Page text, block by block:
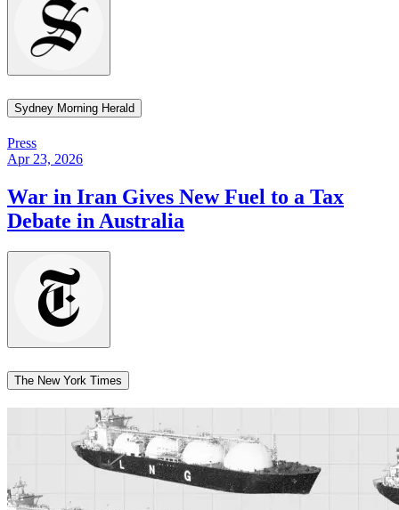
Sydney Morning Herald​​​​‌ ‍ ​‍​‍‌‍ ‌ ​‍‌‍‍‌‌‍‌ ‌‍‍‌‌‍ ‍​‍​‍​ ‍‍​‍​‍‌ ​ ‌‍​‌‌‍ ‍‌‍‍‌‌ ‌​‌ ‍‌​‍ ‍‌‍‍‌‌‍ ​‍​‍​‍ ​​‍​‍‌‍‍​‌ ​‍‌‍‌‌‌‍‌‍​‍​‍​ ‍‍​‍​‍‌‍‍​‌ ‌​‌ ‌​‌ ​​​ ‍‍​‍ ​‍ ‌‍ ​‌‍ ‌‍​ ‌‍​‌‌‍ ​‌‍‍​‌‍ ‌ ​ ‌ ‌​​ ‍‍​ ​ ​ ​ ​ ​ ​ ​ ​‍ ‌‍‍‌‌‍ ‍‌ ‌​‌‍‌‌‌‍ ‍‌ ‌​​‍ ‌‍‌‌‌‍‌​‌‍‍‌‌ ‌​​‍ ‌‍ ‌‌‍ ‌‍‌​‌‍‌‌​ ‌‌ ​​‌ ​‍‌‍‌‌‌ ​ ‌‍‌‌‌‍ ‍‌ ‌​‌‍​‌‌ ‌​‌‍‍‌‌‍ ‌‍ ‍​ ‍ ‌‍‍‌‌‍‌​​ ‌​ ‌ ​ ​​‌‍​‌‌‍​‌​ ‌ ‌‍​‌‌‍‌‌‌‍​ ​‍ ‌​ ​‌​ ‌​​ ‌‍‌‍‌​​‍ ‌​ ‌​​ ​ ​ ‍​​ ‌​​‍ ‌​ ‍‌‌‍​ ​ ‍​​ ‌‍​‍ ‌​ ‍​​ ‍‌​ ‌‌​ ‌​​ ‌ ​ ‌‌​ ​‌‌‍‌‌​ ​ ‌‍​ ​ ‌​​ ‍‌​ ‍ ‌ ‌​‌ ‍‌‌ ​​‌‍‌‌​ ‌‌‍​‌‌ ‌‌‌ ‌​‌‍‍​‌‍ ‌ ​‍​ ‍ ‌ ​​‌‍​‌‌ ‌​‌‍‍​​ ‌‌‍ ‍‌‍​‌‌‍ ‌‌‍‌‌​ ‌‍​‍‌‍​‌‌ ​ ‌‍‌‌‌‌‌‌‌ ​‍‌‍ ​​ ‌‌‍‍​‌ ‌​‌ ‌​‌ ​​​‍‌‌​ ​ ‌​​‌​‍‌‌​ ​‍‌​‌‍​‍‌‌​ ​‍‌​‌‍‌‍ ​‌‍ ‌‍​ ‌‍​‌‌‍ ​‌‍‍​‌‍ ‌ ​ ‌ ‌​​‍‌‌​ ​ ‌​​‌​ ​ ​ ​ ​ ​ ​ ​ ​‍‌‍‌‍‍‌‌‍‌​​ ‌​ ‌ ​ ​​‌‍​‌‌‍​‌​ ‌ ‌‍​‌‌‍‌‌‌‍​ ​‍ ‌​ ​‌​ ‌​​ ‌‍‌‍‌​​‍ ‌​ ‌​​ ​ ​ ‍​​ ‌​​‍ ‌​ ‍‌‌‍​ ​ ‍​​ ‌‍​‍ ‌​ ‍​​ ‍‌​ ‌‌​ ‌​​ ‌ ​ ‌‌​ ​‌‌‍‌‌​ ​ ‌‍​ ​ ‌​​ ‍‌​‍‌‍‌ ‌​‌ ‍‌‌ ​​‌‍‌‌​ ‌‌‍​‌‌ ‌‌‌ ‌​‌‍‍​‌‍ ‌ ​‍​‍‌‍‌ ​​‌‍​‌‌ ‌​‌‍‍​​ ‌‌‍ ‍‌‍​‌‌‍ ‌‌‍‌‌​‍‌‍‌ ​​‌‍‌‌‌ ​‍‌ ​ ‌ ​​‌‍‌‌‌‍​ ‌ ‌​‌‍‍‌‌ ‌‍‌‍‌‌​ ‌‌ ​​‌ ‌‌‌‍​‍‌‍ ​‌‍‍‌‌ ​ ‌‍‍​‌‍‌‌‌‍‌​​‍​‍‌ ‌
Press
Apr 23, 2026
War in Iran Gives New Fuel to a Tax
Debate in Australia​​​​‌ ‍ ​‍​‍‌‍ ‌ ​‍‌‍‍‌‌‍‌ ‌‍‍‌‌‍ ‍​‍​‍​ ‍‍​‍​‍‌ ​ ‌‍​‌‌‍ ‍‌‍‍‌‌ ‌​‌ ‍‌​‍ ‍‌‍‍‌‌‍ ​‍​‍​‍ ​​‍​‍‌‍‍​‌ ​‍‌‍‌‌‌‍‌‍​‍​‍​ ‍‍​‍​‍‌‍‍​‌ ‌​‌ ‌​‌ ​​​ ‍‍​‍ ​‍ ‌‍ ​‌‍ ‌‍​ ‌‍​‌‌‍ ​‌‍‍​‌‍ ‌ ​ ‌ ‌​​ ‍‍​ ​ ​ ​ ​ ​ ​ ​ ​‍ ‌‍‍‌‌‍ ‍‌ ‌​‌‍‌‌‌‍ ‍‌ ‌​​‍ ‌‍‌‌‌‍‌​‌‍‍‌‌ ‌​​‍ ‌‍ ‌‌‍ ‌‍‌​‌‍‌‌​ ‌‌ ​​‌ ​‍‌‍‌‌‌ ​ ‌‍‌‌‌‍ ‍‌ ‌​‌‍​‌‌ ‌​‌‍‍‌‌‍ ‌‍ ‍​ ‍ ‌‍‍‌‌‍‌​​ ‌​ ‌‍‌‍​ ‌‍​ ​ ‌‍​ ‍‌‌‍‌​‌‍‌‍​ ‌​​‍ ‌​ ​‌​ ‌‍‌‍‌‌​ ​ ​‍ ‌​ ‌​‌‍‌‌​ ​‌‌‍​ ​‍ ‌‌‍​‍​ ​​​ ‌‌​ ‌‍​‍ ‌‌‍‌‌​ ‍​​ ‌​​ ​‍‌‍‌​​ ​‍​ ‍‌​ ‌​​ ​ ​ ‌ ​ ‌‌​ ‌ ​ ‍ ‌ ‌​‌ ‍‌‌ ​​‌‍‌‌​ ‌‌‍ ‍‌‍‌‌‌ ‌ ‌ ​ ​ ‍ ‌ ​​‌‍​‌‌ ‌​‌‍‍​​ ‌‌ ‌​‌‍‍‌‌ ‌​‌‍ ​‌‍‌‌​ ‌‍​‍‌‍​‌‌ ​ ‌‍‌‌‌‌‌‌‌ ​‍‌‍ ​​ ‌‌‍‍​‌ ‌​‌ ‌​‌ ​​​‍‌‌​ ​ ‌​​‌​‍‌‌​ ​‍‌​‌‍​‍‌‌​ ​‍‌​‌‍‌‍ ​‌‍ ‌‍​ ‌‍​‌‌‍ ​‌‍‍​‌‍ ‌ ​ ‌ ‌​​‍‌‌​ ​ ‌​​‌​ ​ ​ ​ ​ ​ ​ ​ ​‍‌‍‌‍‍‌‌‍‌​​ ‌​ ‌‍‌‍​ ‌‍​ ​ ‌‍​ ‍‌‌‍‌​‌‍‌‍​ ‌​​‍ ‌​ ​‌​ ‌‍‌‍‌‌​ ​ ​‍ ‌​ ‌​‌‍‌‌​ ​‌‌‍​ ​‍ ‌‌‍​‍​ ​​​ ‌‌​ ‌‍​‍ ‌‌‍‌‌​ ‍​​ ‌​​ ​‍‌‍‌​​ ​‍​ ‍‌​ ‌​​ ​ ​ ‌ ​ ‌‌​ ‌ ​‍‌‍‌ ‌​‌ ‍‌‌ ​​‌‍‌‌​ ‌‌‍ ‍‌‍‌‌‌ ‌ ‌ ​ ​‍‌‍‌ ​​‌‍​‌‌ ‌​‌‍‍​​ ‌‌ ‌​‌‍‍‌‌ ‌​‌‍ ​‌‍‌‌​‍‌‍‌ ​​‌‍‌‌‌ ​‍‌ ​ ‌ ​​‌‍‌‌‌‍​ ‌ ‌​‌‍‍‌‌ ‌‍‌‍‌‌​ ‌‌ ​​‌ ‌‌‌‍​‍‌‍ ​‌‍‍‌‌ ​ ‌‍‍​‌‍‌‌‌‍‌​​‍​‍‌ ‌
The New York Times​​​​‌ ‍ ​‍​‍‌‍ ‌ ​‍‌‍‍‌‌‍‌ ‌‍‍‌‌‍ ‍​‍​‍​ ‍‍​‍​‍‌ ​ ‌‍​‌‌‍ ‍‌‍‍‌‌ ‌​‌ ‍‌​‍ ‍‌‍‍‌‌‍ ​‍​‍​‍ ​​‍​‍‌‍‍​‌ ​‍‌‍‌‌‌‍‌‍​‍​‍​ ‍‍​‍​‍‌‍‍​‌ ‌​‌ ‌​‌ ​​​ ‍‍​‍ ​‍ ‌‍ ​‌‍ ‌‍​ ‌‍​‌‌‍ ​‌‍‍​‌‍ ‌ ​ ‌ ‌​​ ‍‍​ ​ ​ ​ ​ ​ ​ ​ ​‍ ‌‍‍‌‌‍ ‍‌ ‌​‌‍‌‌‌‍ ‍‌ ‌​​‍ ‌‍‌‌‌‍‌​‌‍‍‌‌ ‌​​‍ ‌‍ ‌‌‍ ‌‍‌​‌‍‌‌​ ‌‌ ​​‌ ​‍‌‍‌‌‌ ​ ‌‍‌‌‌‍ ‍‌ ‌​‌‍​‌‌ ‌​‌‍‍‌‌‍ ‌‍ ‍​ ‍ ‌‍‍‌‌‍‌​​ ‌​ ‌‍​ ​ ‌‍‌‍​ ‌​‌‍​ ​ ‌ ‌‍​‍​ ​​​‍ ‌​ ​‌​ ​‌‌‍‌​​ ​‍​‍ ‌​ ‌​‌‍​ ​ ​‌‌‍​ ​‍ ‌​ ‍​‌‍‌​​ ‌‍​ ‌‌​‍ ‌‌‍​‍‌‍‌​​ ​ ‌‍​‍​ ‌​‌‍‌​​ ‌ ​ ​​‌‍‌​​ ‍‌‌‍‌‍​ ‍‌​ ‍ ‌ ‌​‌ ‍‌‌ ​​‌‍‌‌​ ‌‌‍​‌‌ ‌‌‌ ‌​‌‍‍​‌‍ ‌ ​‍​ ‍ ‌ ​​‌‍​‌‌ ‌​‌‍‍​​ ‌‌‍ ‍‌‍​‌‌‍ ‌‌‍‌‌​ ‌‍​‍‌‍​‌‌ ​ ‌‍‌‌‌‌‌‌‌ ​‍‌‍ ​​ ‌‌‍‍​‌ ‌​‌ ‌​‌ ​​​‍‌‌​ ​ ‌​​‌​‍‌‌​ ​‍‌​‌‍​‍‌‌​ ​‍‌​‌‍‌‍ ​‌‍ ‌‍​ ‌‍​‌‌‍ ​‌‍‍​‌‍ ‌ ​ ‌ ‌​​‍‌‌​ ​ ‌​​‌​ ​ ​ ​ ​ ​ ​ ​ ​‍‌‍‌‍‍‌‌‍‌​​ ‌​ ‌‍​ ​ ‌‍‌‍​ ‌​‌‍​ ​ ‌ ‌‍​‍​ ​​​‍ ‌​ ​‌​ ​‌‌‍‌​​ ​‍​‍ ‌​ ‌​‌‍​ ​ ​‌‌‍​ ​‍ ‌​ ‍​‌‍‌​​ ‌‍​ ‌‌​‍ ‌‌‍​‍‌‍‌​​ ​ ‌‍​‍​ ‌​‌‍‌​​ ‌ ​ ​​‌‍‌​​ ‍‌‌‍‌‍​ ‍‌​‍‌‍‌ ‌​‌ ‍‌‌ ​​‌‍‌‌​ ‌‌‍​‌‌ ‌‌‌ ‌​‌‍‍​‌‍ ‌ ​‍​‍‌‍‌ ​​‌‍​‌‌ ‌​‌‍‍​​ ‌‌‍ ‍‌‍​‌‌‍ ‌‌‍‌‌​‍‌‍‌ ​​‌‍‌‌‌ ​‍‌ ​ ‌ ​​‌‍‌‌‌‍​ ‌ ‌​‌‍‍‌‌ ‌‍‌‍‌‌​ ‌‌ ​​‌ ‌‌‌‍​‍‌‍ ​‌‍‍‌‌ ​ ‌‍‍​‌‍‌‌‌‍‌​​‍​‍‌ ‌